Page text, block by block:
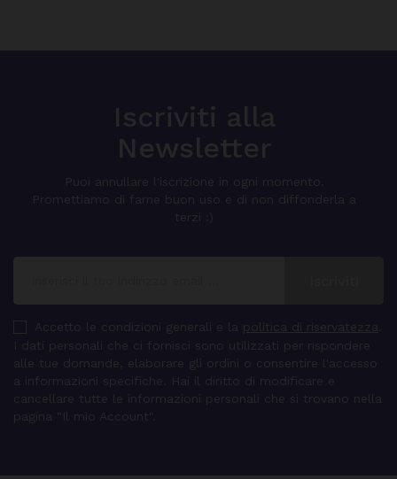
Iscriviti alla
Newsletter
Puoi annullare l'iscrizione in ogni momento.
Promettiamo di farne buon uso e di non diffonderla a
terzi :)
Accetto le condizioni generali e la politica di riservatezza
I dati personali che ci fornisci sono utilizzati per rispondere
alle tue domande, elaborare gli ordini o consentire l'accesso
a informazioni specifiche. Hai il diritto di modificare e
cancellare tutte le informazioni personali che si trovano nella
pagina "Il mio Account".